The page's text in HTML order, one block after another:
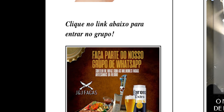
Clique no link abaixo para
entrar no grupo!